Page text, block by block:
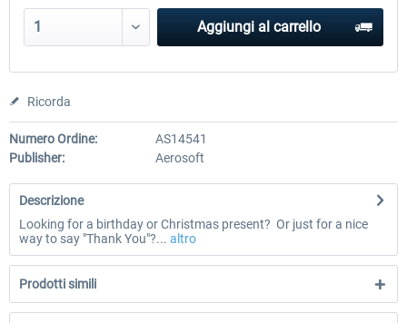
Aggiungi al carrello
Ricorda
Numero Ordine:
AS14541
Publisher:
Aerosoft
Descrizione
Looking for a birthday or Christmas present? Or just for a nice
way to say "Thank You"?... altro
Prodotti simili